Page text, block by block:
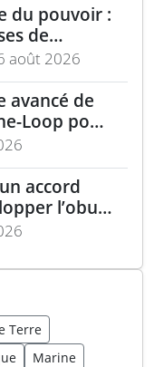
du pouvoir :
de
et
des États
août 2026
avancé de
Loop pour
IR
accord
l’obus
Terre
Marine